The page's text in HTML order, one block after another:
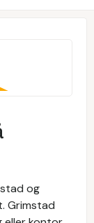
og
Grimstad